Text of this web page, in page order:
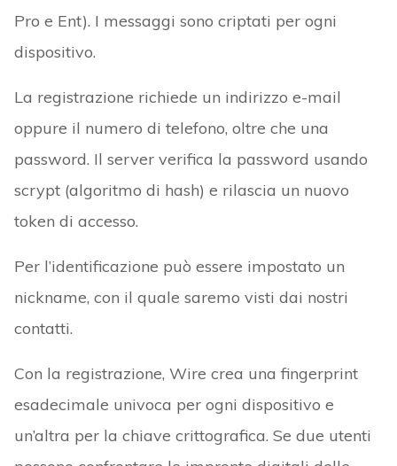
Pro e Ent). I messaggi sono criptati per ogni
dispositivo.
La registrazione richiede un indirizzo e-mail
oppure il numero di telefono, oltre che una
password. Il server verifica la password usando
scrypt (algoritmo di hash) e rilascia un nuovo
token di accesso.
Per l’identificazione può essere impostato un
nickname, con il quale saremo visti dai nostri
contatti.
Con la registrazione, Wire crea una fingerprint
esadecimale univoca per ogni dispositivo e
un’altra per la chiave crittografica. Se due utenti